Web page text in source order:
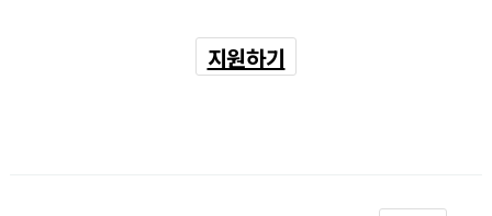
지원하기